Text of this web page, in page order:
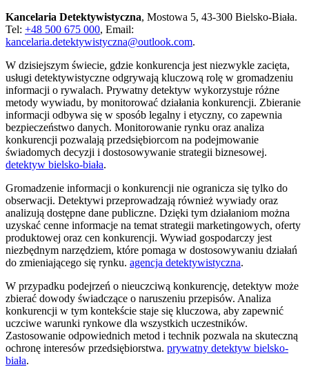
Kancelaria Detektywistyczna, Mostowa 5, 43-300 Bielsko-Biała.
Tel: +48 500 675 000, Email:
kancelaria.detektywistyczna@outlook.com.
W dzisiejszym świecie, gdzie konkurencja jest niezwykle zacięta,
usługi detektywistyczne odgrywają kluczową rolę w gromadzeniu
informacji o rywalach. Prywatny detektyw wykorzystuje różne
metody wywiadu, by monitorować działania konkurencji. Zbieranie
informacji odbywa się w sposób legalny i etyczny, co zapewnia
bezpieczeństwo danych. Monitorowanie rynku oraz analiza
konkurencji pozwalają przedsiębiorcom na podejmowanie
świadomych decyzji i dostosowywanie strategii biznesowej.
detektyw bielsko-biała.
Gromadzenie informacji o konkurencji nie ogranicza się tylko do
obserwacji. Detektywi przeprowadzają również wywiady oraz
analizują dostępne dane publiczne. Dzięki tym działaniom można
uzyskać cenne informacje na temat strategii marketingowych, oferty
produktowej oraz cen konkurencji. Wywiad gospodarczy jest
niezbędnym narzędziem, które pomaga w dostosowywaniu działań
do zmieniającego się rynku. agencja detektywistyczna.
W przypadku podejrzeń o nieuczciwą konkurencję, detektyw może
zbierać dowody świadczące o naruszeniu przepisów. Analiza
konkurencji w tym kontekście staje się kluczowa, aby zapewnić
uczciwe warunki rynkowe dla wszystkich uczestników.
Zastosowanie odpowiednich metod i technik pozwala na skuteczną
ochronę interesów przedsiębiorstwa. prywatny detektyw bielsko-
biała.